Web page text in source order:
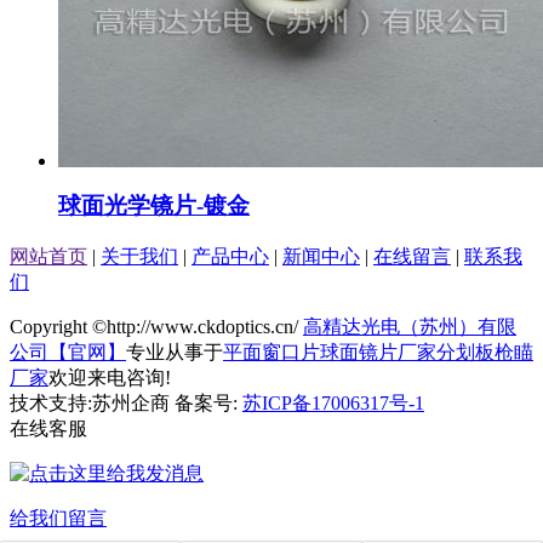
球面光学镜片-镀金
网站首页 | 关于我们 | 产品中心 | 新闻中心 | 在线留言 | 联系我
们
Copyright ©http://www.ckdoptics.cn/高精达光电（苏州）有限
公司【官网】 专业从事于平面窗口片球面镜片厂家分划板枪瞄
厂家欢迎来电咨询!
技术支持:苏州企商 备案号: 苏ICP备17006317号-1
在线客服
给我们留言